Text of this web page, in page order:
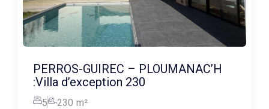
PERROS-GUIREC – PLOUMANAC’H
:Villa d’exception 230
5 230 m²